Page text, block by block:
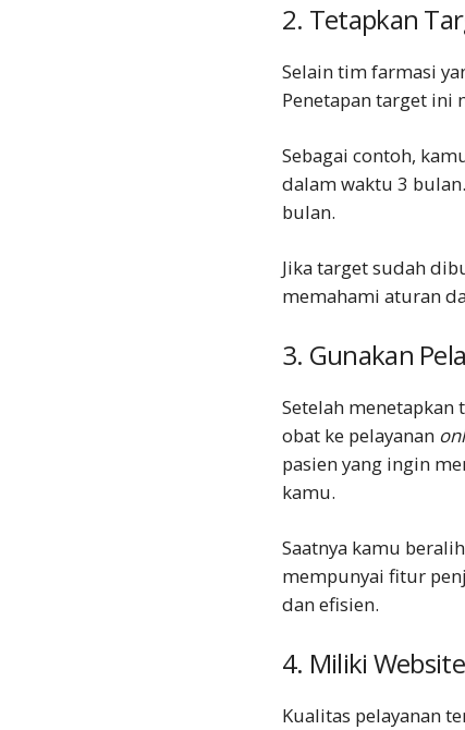
2. Tetapkan
Selain tim farmasi
Penetapan target ini
Sebagai contoh,
dalam waktu 3
bulan.
Jika target sudah
memahami aturan
3. Gunakan
Setelah menetapkan
obat ke pelayanan
pasien yang ingin
kamu.
Saatnya kamu
mempunyai fitur
dan efisien.
4. Miliki
Kualitas pelayanan